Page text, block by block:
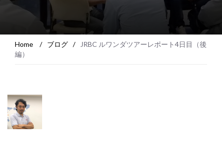
Home / ブログ /
JRBC ルワンダツアーレポート4日目（後
編）